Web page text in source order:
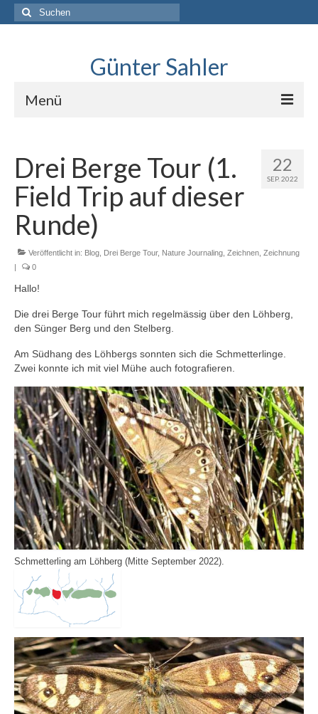
Suche
nach:
Günter Sahler
Menü
Lindlar skizziert
Interviews mit Sketchers
.Neues erkunden
Blog
22
SEP. 2022
Drei Berge Tour (1.
Field Trip auf dieser
Runde)
Veröffentlicht in: Blog Drei Berge Tour, Nature Journaling Zeichnen Zeichnung
|
0
Hallo!
Die drei Berge Tour führt mich regelmässig über den Löhberg,
den Sünger Berg und den Stelberg.
Am Südhang des Löhbergs sonnten sich die Schmetterlinge.
Zwei konnte ich mit viel Mühe auch fotografieren.
Schmetterling am Löhberg (Mitte September 2022).